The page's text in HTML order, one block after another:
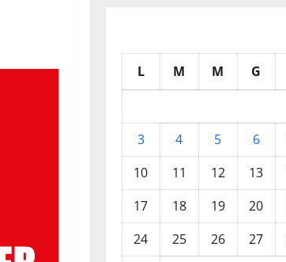
L M M G
3
4 5 6
10
11 12 13
17
18 19 20
24
25 26 27